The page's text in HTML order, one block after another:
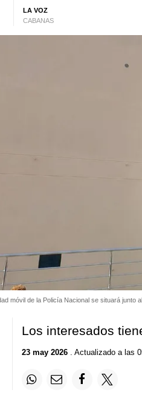
LA VOZ
CABANAS
móvil de la Policía Nacional se situará junto
Los interesados
23 may 2026. Actualizado a las